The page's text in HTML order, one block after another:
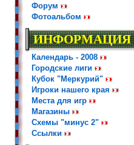
Форум
Фотоальбом
ИНФОРМАЦИЯ
Календарь - 2008
Городские лиги
Кубок "Меркурий"
Игроки нашего края
Места для игр
Магазины
Схемы "минус 2"
Ссылки